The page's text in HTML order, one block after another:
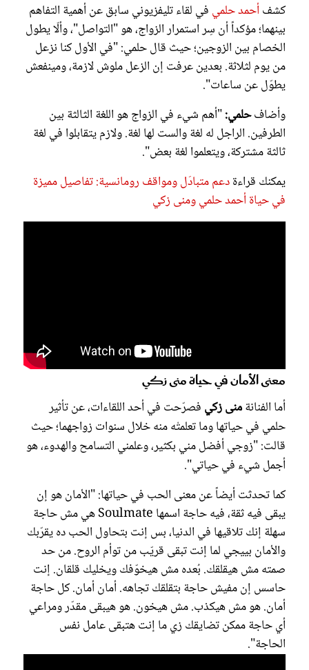
كشفأحمد حلمي في لقاء تليفزيوني سابق عن أهمية التفاهم
بينهما؛ مؤكداً أن سِر استمرار الزواج، هو "التواصل"، وألّا يطول
الخصام بين الزوجين؛ حيث قال حلمي: "في الأول كنا نزعل
من يوم لثلاثة. بعدين عرفت إن الزعل ملوش لازمة، ومينفعش
يطوّل عن ساعات".
وأضافحلمي:"أهم شيء في الزواج هو اللغة الثالثة بين
الطرفين. الراجل له لغة والست لها لغة. ولازم يتقابلوا في لغة
ثالثة مشتركة، ويتعلموا لغة بعض".
يمكنك قراءةدعم متبادَل ومواقف رومانسية: تفاصيل مميزة
في حياة أحمد حلمي ومنى زكي
معنى الأمان في حياة منى زكي
أما الفنانةمنى زكي فصرّحت في أحد اللقاءات، عن تأثير
حلمي في حياتها وما تعلمتْه منه خلال سنوات زواجهما؛ حيث
قالت: "زوجي أفضل مني بكثير، وعلمني التسامح والهدوء، هو
أجمل شيء في حياتي".
كما تحدثت أيضاً عن معنى الحب في حياتها: "الأمان هو إن
يبقى فيه ثقة، فيه حاجة اسمها Soulmate هي مش حاجة
سهلة إنك تلاقيها في الدنيا، بس إنت بتحاول الحب ده يقرّبك
والأمان بييجي لما إنت تبقى قريّب من توأم الروح. من حد
صمته مش هيقلقك. بُعده مش هيخوّفك ويخليك قلقان. إنت
حاسس إن مفيش حاجة بتقلقك تجاهه. أمان أمان. كل حاجة
أمان. هو مش هيكذب. مش هيخون. هو هيبقى مقدّر ومراعي
أي حاجة ممكن تضايقك زي ما إنت هتبقى عامل نفس
الحاجة".